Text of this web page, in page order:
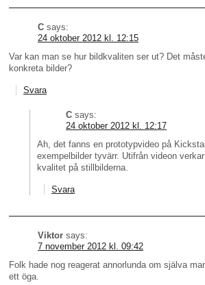
C says:
24 oktober 2012 kl. 12:15
Var kan man se hur bildkvaliten ser ut? Det
konkreta bilder?
Svara
C says:
24 oktober 2012 kl. 12:17
Ah, det fanns en prototypvideo på
exempelbilder tyvärr. Utifrån videon
kvalitet på stillbilderna.
Svara
Viktor says:
7 november 2012 kl. 09:42
Folk hade nog reagerat annorlunda om själva
ett öga.